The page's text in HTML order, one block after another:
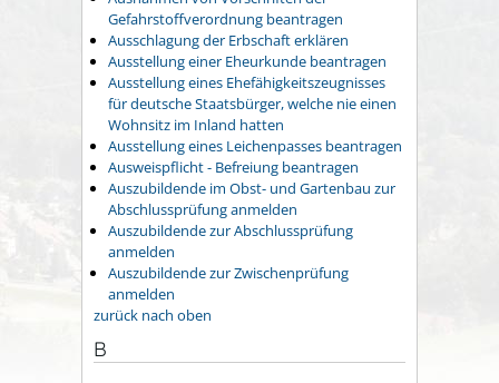
Gefahrstoffverordnung beantragen
Ausschlagung der Erbschaft erklären
Ausstellung einer Eheurkunde beantragen
Ausstellung eines Ehefähigkeitszeugnisses
für deutsche Staatsbürger, welche nie einen
Wohnsitz im Inland hatten
Ausstellung eines Leichenpasses beantragen
Ausweispflicht - Befreiung beantragen
Auszubildende im Obst- und Gartenbau zur
Abschlussprüfung anmelden
Auszubildende zur Abschlussprüfung
anmelden
Auszubildende zur Zwischenprüfung
anmelden
zurück nach oben
B